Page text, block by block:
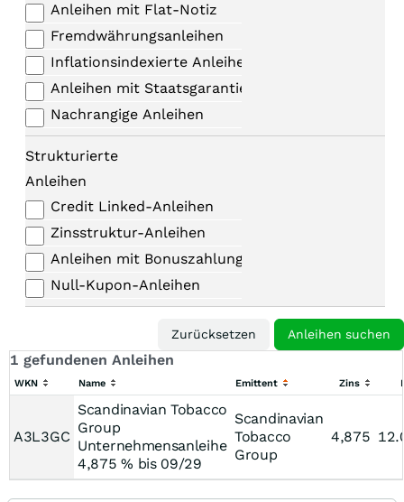
Anleihen mit Flat-Notiz
Fremdwährungsanleihen
Inflationsindexierte Anleihen
Anleihen mit Staatsgarantie
Nachrangige Anleihen
Strukturierte
Anleihen
Credit Linked-Anleihen
Zinsstruktur-Anleihen
Anleihen mit Bonuszahlungen
Null-Kupon-Anleihen
1 gefundenen Anleihen
WKN Name Emittent Zins
A3L3GC
Scandinavian Tobacco
Group
Unternehmensanleihe
4,875 % bis 09/29
Scandinavian
Tobacco
Group
4,875